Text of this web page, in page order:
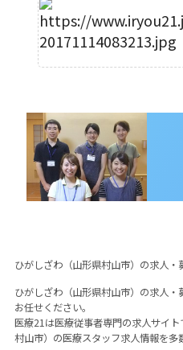
ひがしざわ（山形県村山市）の求人
ひがしざわ（山形県村山市）の求人
お任せください。
医療21は医療従事者専門の求人サイ
村山市）の医療スタッフ求人情報を多